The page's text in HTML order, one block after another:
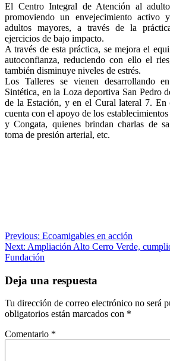
El Centro Integral de Atención al
promoviendo un envejecimiento activo
adultos mayores, a través de la
ejercicios de bajo impacto.
A través de esta práctica, se mejora el
autoconfianza, reduciendo con ello el
también disminuye niveles de estrés.
Los Talleres se vienen desarrollando
Sintética, en la Loza deportiva San Pedro
de la Estación, y en el Cural lateral 7. En
cuenta con el apoyo de los
y Congata, quienes brindan charlas de
toma de presión arterial, etc.
Navegación
de
Previous: Ecoamigables en acción
Next: Ampliación Alto Cerro Verde,
Fundación
Deja una respuesta
Tu dirección de correo electrónico no será
obligatorios están marcados con *
Comentario *